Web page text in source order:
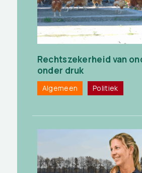
Rechtszekerheid van
onder druk
Algemeen Politiek